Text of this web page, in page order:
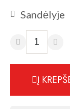
Sandėlyje
Į